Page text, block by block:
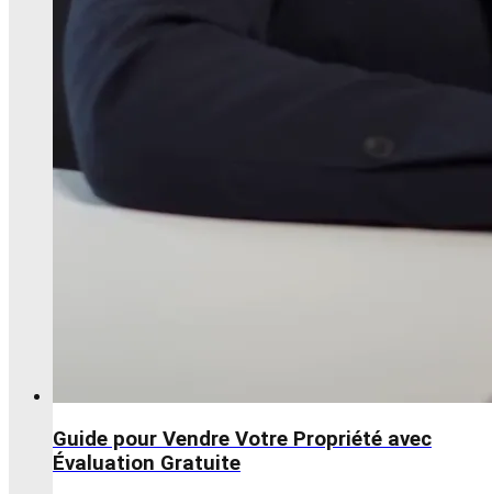
Guide pour Vendre Votre Propriété avec
Évaluation Gratuite